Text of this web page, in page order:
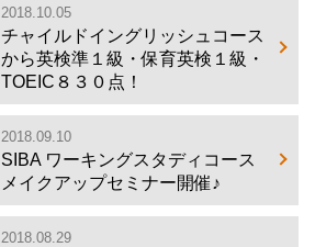
2018.10.05
チャイルドイングリッシュコース
から英検準１級・保育英検１級・
TOEIC８３０点！
2018.09.10
SIBA ワーキングスタディコース
メイクアップセミナー開催♪
2018.08.29